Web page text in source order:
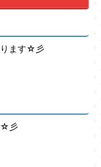
ります☆彡
☆彡